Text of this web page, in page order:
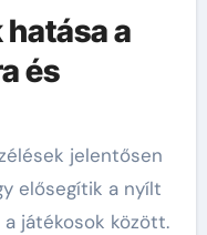
a
és
jelentősen
elősegítik a nyílt
játékosok között.